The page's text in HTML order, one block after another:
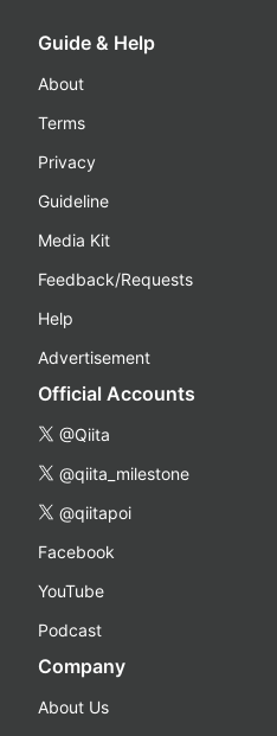
Guide & Help
About
Terms
Privacy
Guideline
Media Kit
Feedback/Requests
Help
Advertisement
Official Accounts
@Qiita
@qiita_milestone
@qiitapoi
Facebook
YouTube
Podcast
Company
About Us